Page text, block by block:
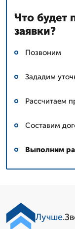
Что будет
заявки?
Позвоним
Зададим
Рассчитаем
Составим
Выполним
Лучше